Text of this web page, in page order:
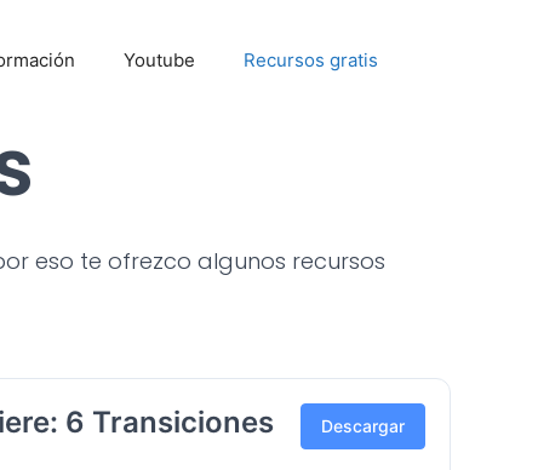
Youtube Recursos gratis
eso te ofrezco algunos recursos
6 Transiciones
Descargar